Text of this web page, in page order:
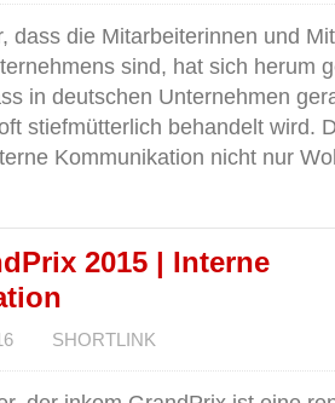
dass die Mitarbeiterinnen und
sind, hat sich herum
in deutschen Unternehmen
stiefmütterlich behandelt wird.
Kommunikation nicht nur
2015 | Interne
SHORTLINK